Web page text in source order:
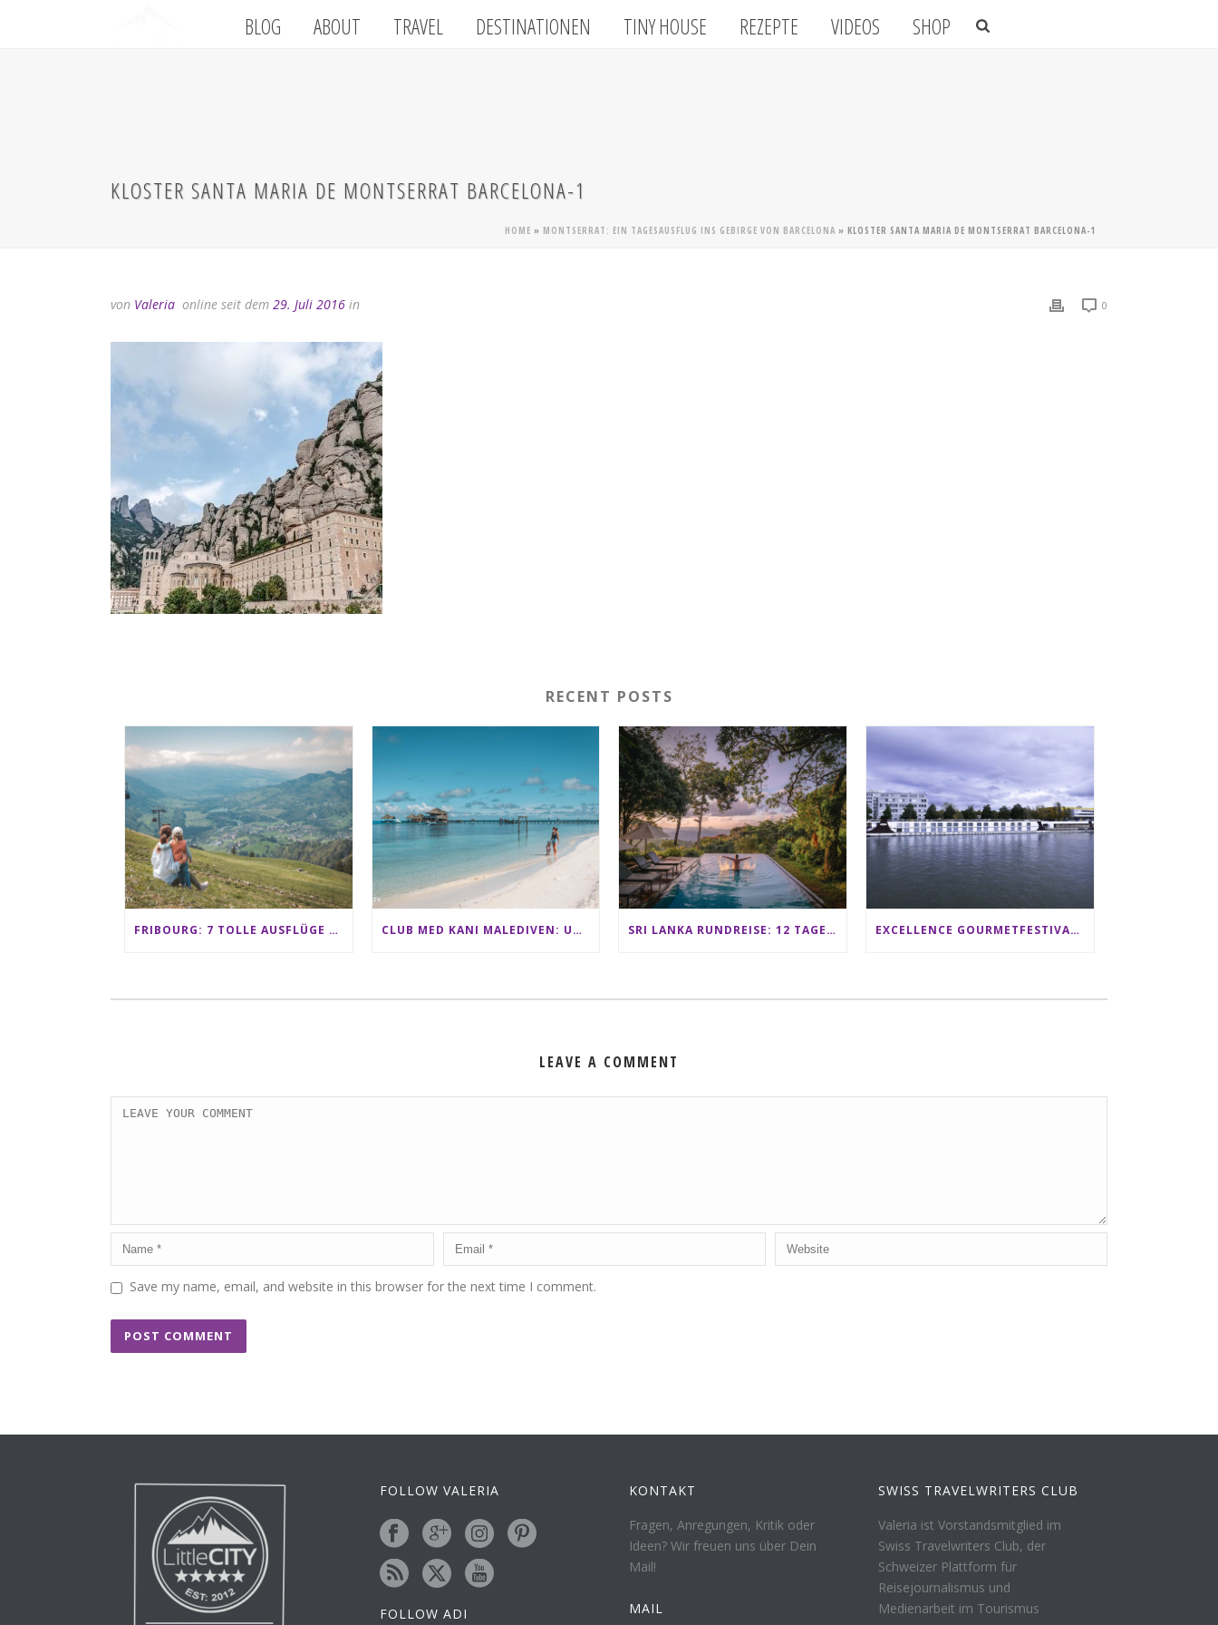
BLOG ABOUT TRAVEL DESTINATIONEN TINY HOUSE REZEPTE VIDEOS SHOP
KLOSTER SANTA MARIA DE MONTSERRAT BARCELONA-1
HOME » MONTSERRAT: EIN TAGESAUSFLUG INS GEBIRGE VON BARCELONA » KLOSTER SANTA MARIA DE MONTSERRAT BARCELONA-1
von Valeria online seit dem 29. Juli 2016 in 0
RECENT POSTS
FRIBOURG: 7 TOLLE AUSFLÜGE FÜR FAMILIEN VON CHARMEY BIS LES PACCOTS CLUB MED KANI MALEDIVEN: UNSERE ERFAHRUNGEN IM ALL-INCLUSIVE PARADIES SRI LANKA RUNDREISE: 12 TAGE ZWISCHEN ELEFANTEN, TEEPLANTAGEN & STRAND ALS FAMILIE EXCELLENCE GOURMETFESTIVAL ´25: ZWEI STERNEKÖCHE ANTONIO GUIDA & DARIO MORESCO VERWÖHNEN IHRE GÄSTE AUF EINER LUXERIÖSEN SCHIFFSREISE
LEAVE A COMMENT
Save my name, email, and website in this browser for the next time I comment.
FOLLOW VALERIA
FOLLOW ADI
KONTAKT
Fragen, Anregungen, Kritik oder
Ideen? Wir freuen uns über Dein
Mail!
MAIL
SWISS TRAVELWRITERS CLUB
Valeria ist Vorstandsmitglied im
Swiss Travelwriters Club, der
Schweizer Plattform für
Reisejournalismus und
Medienarbeit im Tourismus